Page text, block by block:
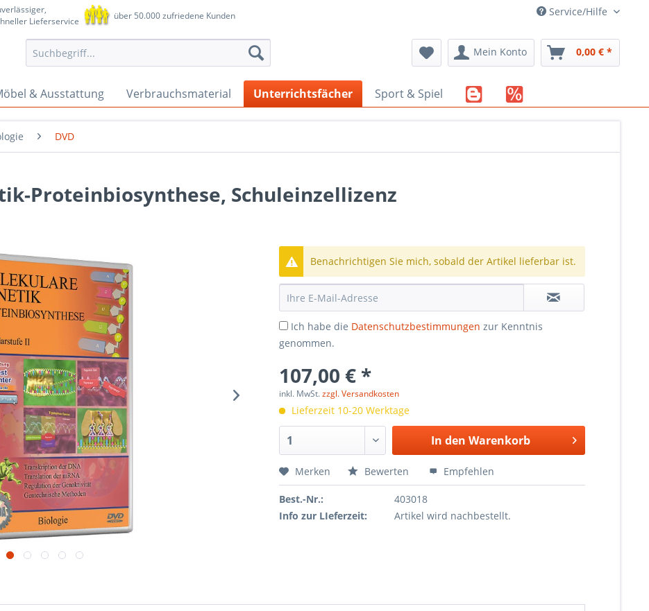
Lieferservice
über 50.000 zufriedene Kunden Service/Hilfe
Mein Konto 0,00 € *
& Ausstattung Verbrauchsmaterial Unterrichtsfächer Sport & Spiel
DVD
Proteinbiosynthese, Schuleinzellizenz
Benachrichtigen Sie mich, sobald der Artikel lieferbar ist.
Ich habe die Datenschutzbestimmungen zur Kenntnis
genommen.
107,00 € *
inkl. MwSt.zzgl. Versandkosten
Lieferzeit 10-20 Werktage
In den Warenkorb
Merken Bewerten Empfehlen
Best.-Nr.:
403018
Info zur LIeferzeit:
Artikel wird nachbestellt.